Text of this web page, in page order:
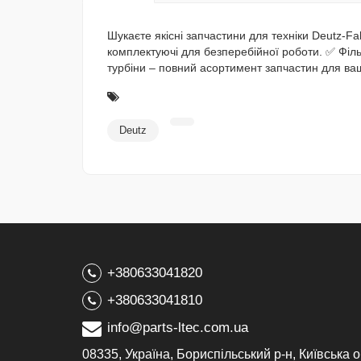
Шукаєте якісні запчастини для техніки
комплектуючі для безперебійної роботи. ✅
турбіни – повний асортимент запчастин для
Deutz
+380633041820
+380633041810
info@parts-ltec.com.ua
08335, Україна, Бориспільський р-н, Київська